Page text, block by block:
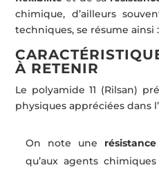
chimique, d’ailleurs
techniques, se résume ainsi :
À RETENIR
Le polyamide 11 (Rilsan)
physiques appréciées dans
On note une
qu’aux agents